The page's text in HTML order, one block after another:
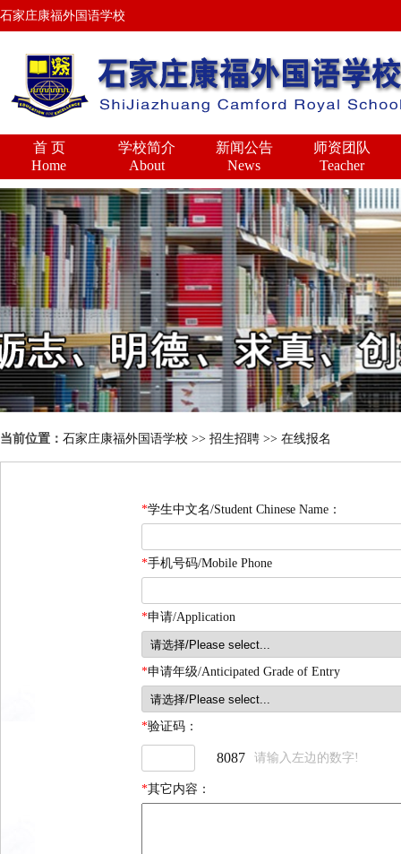
石家庄康福外国语学校
首 页
Home
学校简介
About
新闻公告
News
师资团队
Teacher
当前位置： 石家庄康福外国语学校 >> 招生招聘 >> 在线报名
*学生中文名/Student Chinese Name：
*手机号码/Mobile Phone
*申请/Application
*申请年级/Anticipated Grade of Entry
*验证码：
8087 请输入左边的数字!
*其它内容：